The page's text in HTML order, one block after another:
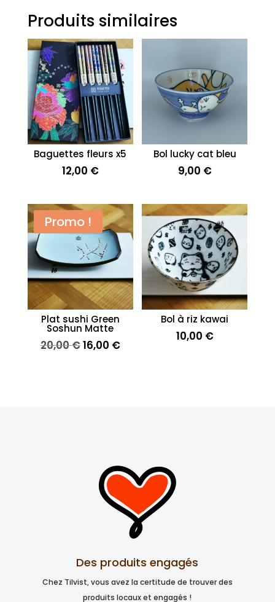
Produits similaires
Baguettes fleurs x5
12,00 €
Bol lucky cat bleu
9,00 €
Promo !
Plat sushi Green
Soshun Matte
20,00€Le
16,00 €Le
Bol à riz kawai
10,00 €
Des produits engagés
Chez Tilvist, vous avez la certitude de trouver des
produits locaux et engagés !